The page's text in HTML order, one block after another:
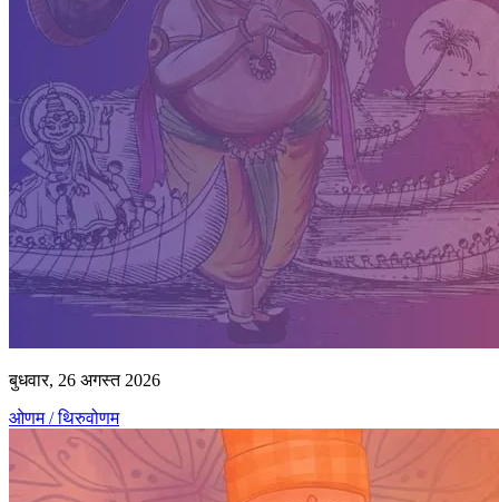
बुधवार, 26 अगस्त 2026
ओणम / थिरुवोणम